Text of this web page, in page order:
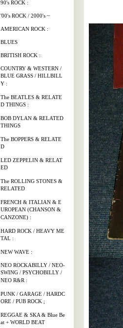
90's ROCK :
'00's ROCK / 2000's ~
AMERICAN ROCK :
BLUES
BRITISH ROCK :
COUNTRY & WESTERN /
BLUE GRASS / HILLBILL
Y :
The BEATLES & RELATE
D THINGS :
BOB DYLAN & RELATED
THINGS
The BOPPERS & RELATE
D
LED ZEPPELIN & RELAT
ED
The ROLLING STONES &
RELATED
FRENCH & ITALIAN & E
UROPEAN (CHANSON &
CANZONE) :
HARD ROCK / HEAVY ME
TAL :
NEW WAVE :
NEO ROCKABILLY / NEO-
SWING / PSYCHOBILLY /
NEO R&R :
PUNK / GARAGE / HARDC
ORE / PUB ROCK ;
REGGAE & SKA & Blue Be
at + WORLD BEAT